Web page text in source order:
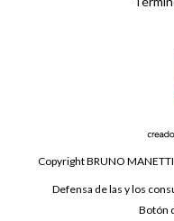
Copyright BRUNO
Defensa de las y los
Botón